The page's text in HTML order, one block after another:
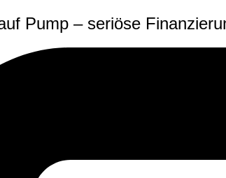
Pump – seriöse